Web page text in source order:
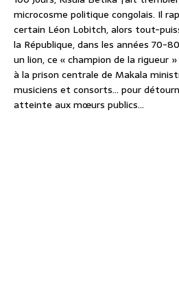
microcosme politique congolais. Il
certain Léon Lobitch, alors tout-
la République, dans les années 70-
un lion, ce « champion de la rigueur
à la prison centrale de Makala
musiciens et consorts… pour
atteinte aux mœurs publics…